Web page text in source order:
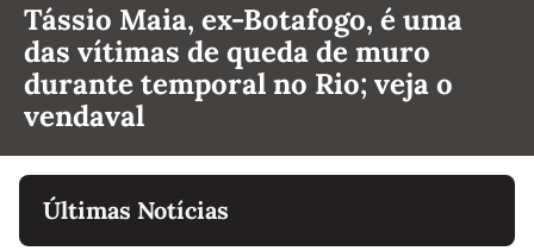
Tássio Maia, ex-Botafogo, é uma
das vítimas de queda de muro
durante temporal no Rio; veja o
vendaval
Últimas Notícias